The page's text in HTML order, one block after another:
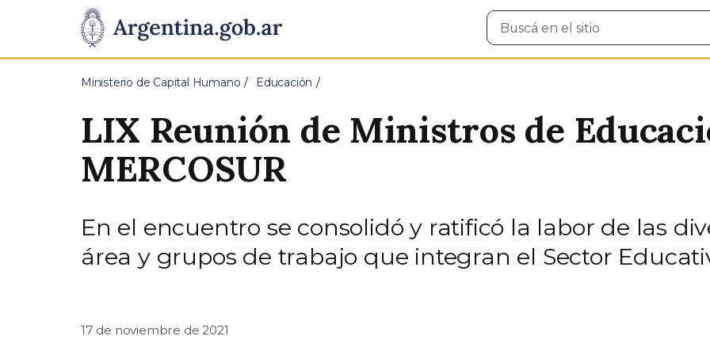
Presidencia
de
Pasar al contenido principal
Buscar
en
Ministerio de Capital Humano Educación
LIX Reunión de Ministros de
MERCOSUR
En el encuentro se consolidó y ratificó la labor de las
área y grupos de trabajo que integran el Sector
17 de noviembre de 2021